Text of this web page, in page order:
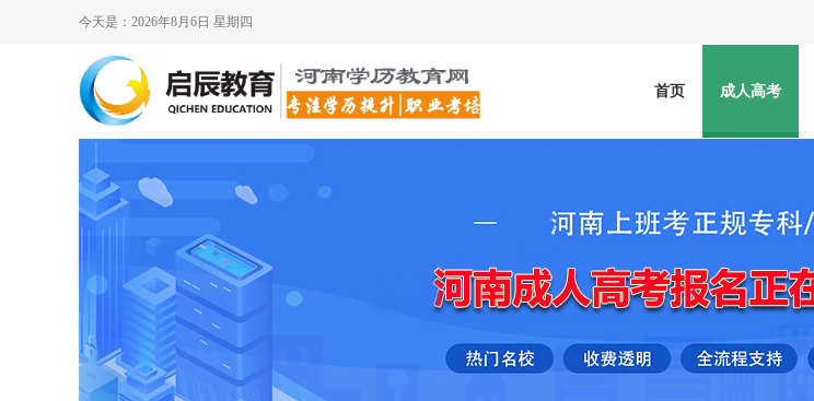
今天是：2026年8月6日 星期四
首页 成人高考